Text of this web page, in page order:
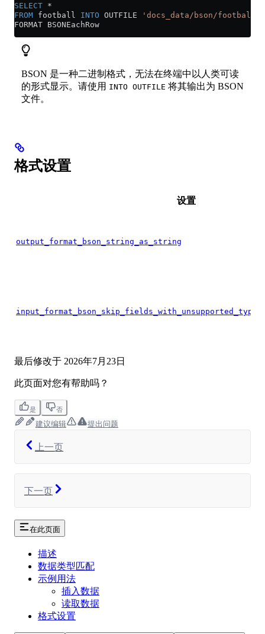
SELECT *
FROM football INTO OUTFILE
'docs_data/bson/
FORMAT BSONEachRow
BSON 是一种二进制格式，无法在终端中以人类可读
的形式显示。请使用 INTO OUTFILE 将其输出为 BSON
文件。
格式设置
设置
output_format_bson_string_as_string
最后修改于 2026年7月23日
此页面对您有帮助吗？
是 否
建议编辑 提出问题
上一页
下一页
在此页面
描述
数据类型匹配
示例用法
插入数据
读取数据
格式设置